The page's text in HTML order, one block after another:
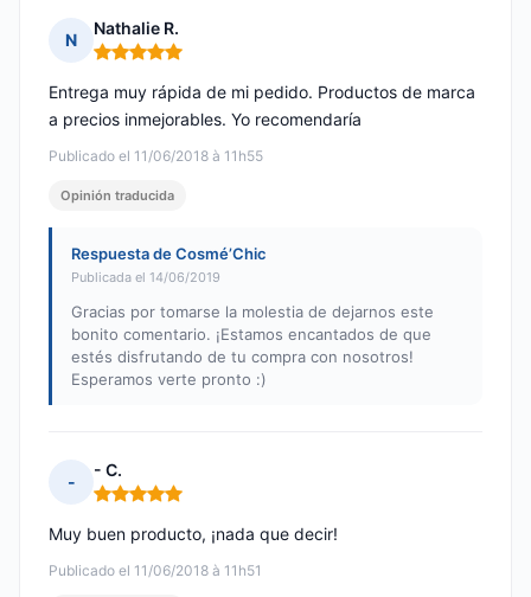
N
Nathalie R.
Nota: 5 de 5
Publicado el 11/06/2018 à 11h55
Entrega muy rápida de mi pedido. Productos de marca
a precios inmejorables. Yo recomendaría
Opinión traducida
Respuesta de Cosmé’Chic
Publicada el 14/06/2019
Gracias por tomarse la molestia de dejarnos este
bonito comentario. ¡Estamos encantados de que
estés disfrutando de tu compra con nosotros!
Esperamos verte pronto :)
-
- C.
Nota: 5 de 5
Publicado el 11/06/2018 à 11h51
Muy buen producto, ¡nada que decir!